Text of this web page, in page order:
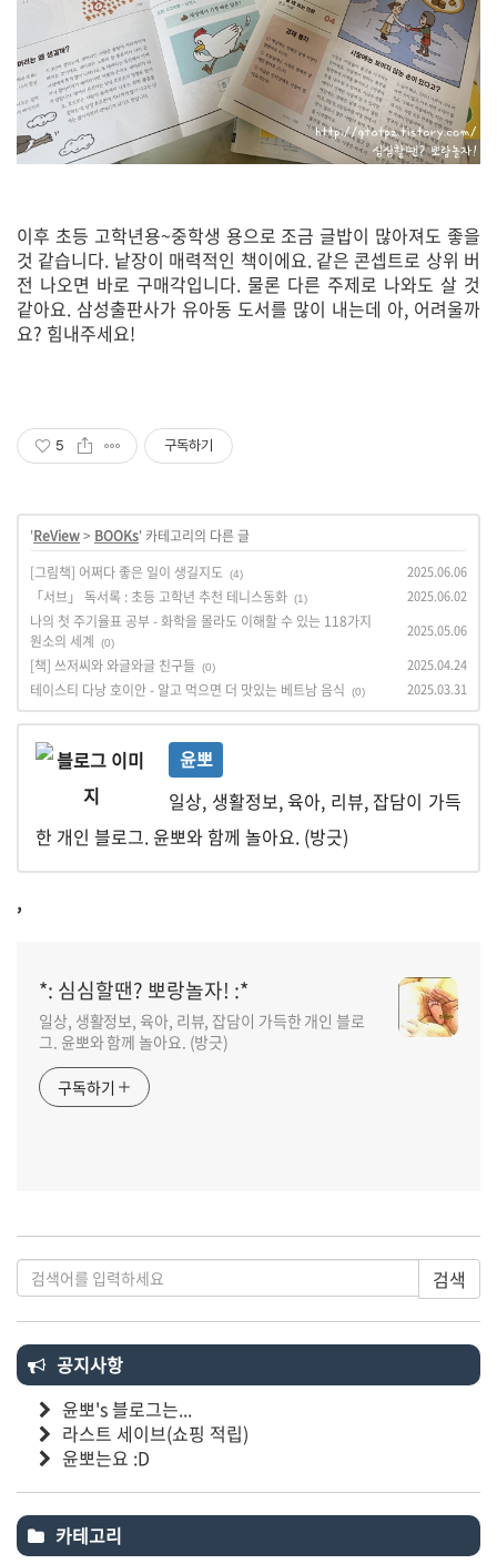
이후 초등 고학년용~중학생 용으로 조금 글밥이 많아져도 좋을
것 같습니다. 낱장이 매력적인 책이에요. 같은 콘셉트로 상위 버
전 나오면 바로 구매각입니다. 물론 다른 주제로 나와도 살 것
같아요. 삼성출판사가 유아동 도서를 많이 내는데 아, 어려울까
요? 힘내주세요!
5 구독하기
'ReView> BOOKs' 카테고리의 다른 글
[그림책] 어쩌다 좋은 일이 생길지도
(4) 2025.06.06
「서브」 독서록 : 초등 고학년 추천 테니스동화 (1) 2025.06.02
나의 첫 주기율표 공부 - 화학을 몰라도 이해할 수 있는 118가지
원소의 세계
(0)
2025.05.06
[책] 쓰저씨와 와글와글 친구들 (0) 2025.04.24
테이스티 다낭 호이안 - 알고 먹으면 더 맛있는 베트남 음식 (0) 2025.03.31
윤뽀
일상, 생활정보, 육아, 리뷰, 잡담이 가득
한 개인 블로그. 윤뽀와 함께 놀아요. (방긋)
,
*: 심심할땐? 뽀랑놀자! :*
일상, 생활정보, 육아, 리뷰, 잡담이 가득한 개인 블로
그. 윤뽀와 함께 놀아요. (방긋)
구독하기
검색
공지사항
윤뽀's 블로그는...
라스트 세이브(쇼핑 적립)
윤뽀는요 :D
카테고리